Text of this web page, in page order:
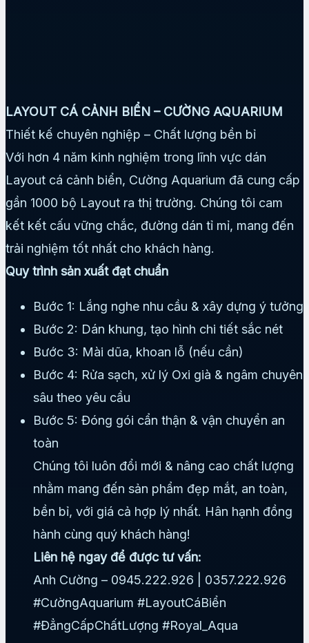
LAYOUT CÁ CẢNH BIỂN – CƯỜNG AQUARIUM
Thiết kế chuyên nghiệp – Chất lượng bền bỉ
Với hơn 4 năm kinh nghiệm trong lĩnh vực dán
Layout cá cảnh biển, Cường Aquarium đã cung cấp
gần 1000 bộ Layout ra thị trường. Chúng tôi cam
kết kết cấu vững chắc, đường dán tỉ mỉ, mang đến
trải nghiệm tốt nhất cho khách hàng.
Quy trình sản xuất đạt chuẩn
Bước 1: Lắng nghe nhu cầu & xây dựng ý tưởng
Bước 2: Dán khung, tạo hình chi tiết sắc nét
Bước 3: Mài dũa, khoan lỗ (nếu cần)
Bước 4: Rửa sạch, xử lý Oxi già & ngâm chuyên
sâu theo yêu cầu
Bước 5: Đóng gói cẩn thận & vận chuyển an
toàn
Chúng tôi luôn đổi mới & nâng cao chất lượng
nhằm mang đến sản phẩm đẹp mắt, an toàn,
bền bỉ, với giá cả hợp lý nhất. Hân hạnh đồng
hành cùng quý khách hàng!
Liên hệ ngay để được tư vấn:
Anh Cường – 0945.222.926 | 0357.222.926
#CườngAquarium #LayoutCáBiển
#ĐẳngCấpChấtLượng #Royal_Aqua